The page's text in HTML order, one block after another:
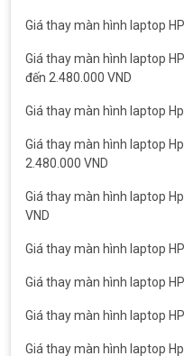
Giá thay màn hình laptop
Giá thay màn hình laptop
đến 2.480.000 VND
Giá thay màn hình laptop
Giá thay màn hình laptop
2.480.000 VND
Giá thay màn hình laptop
VND
Giá thay màn hình laptop
Giá thay màn hình laptop
Giá thay màn hình laptop
Giá thay màn hình laptop